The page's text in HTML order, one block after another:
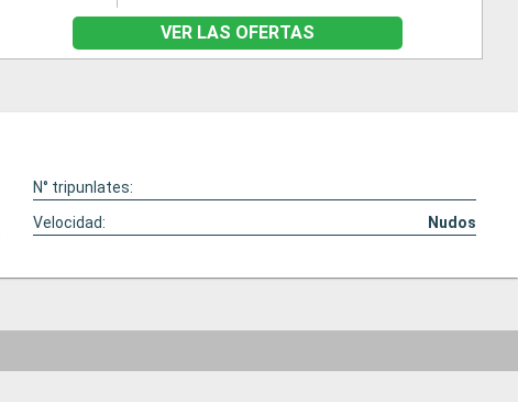
VER LAS OFERTAS
N° tripunlates:
Velocidad: Nudos